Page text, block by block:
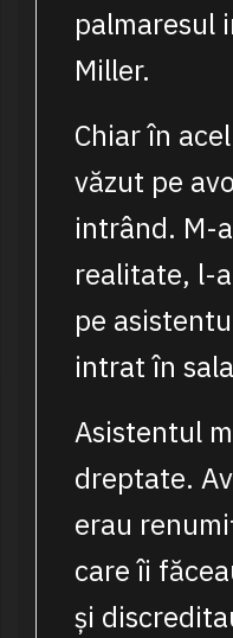
palmaresul
Miller.
Chiar în
văzut pe
intrând. M-
realitate, l-
pe
intrat în
Asistentul
dreptate.
erau
care îi
și